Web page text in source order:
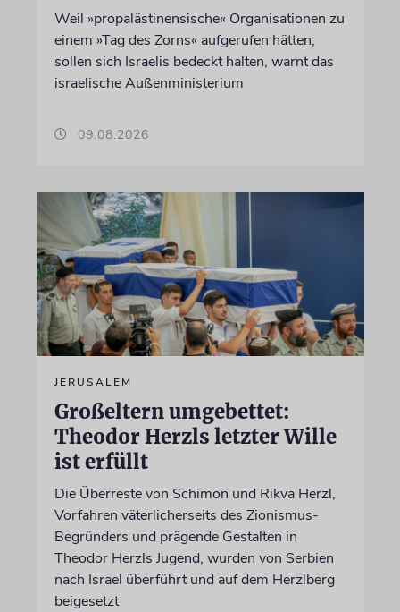
Weil »propalästinensische« Organisationen zu
einem »Tag des Zorns« aufgerufen hätten,
sollen sich Israelis bedeckt halten, warnt das
israelische Außenministerium
09.08.2026
JERUSALEM
Großeltern umgebettet:
Theodor Herzls letzter Wille
ist erfüllt
Die Überreste von Schimon und Rikva Herzl,
Vorfahren väterlicherseits des Zionismus-
Begründers und prägende Gestalten in
Theodor Herzls Jugend, wurden von Serbien
nach Israel überführt und auf dem Herzlberg
beigesetzt